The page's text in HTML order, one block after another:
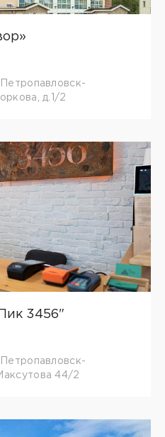
Петропавловск-
д.1/2
3456"
Петропавловск-
44/2